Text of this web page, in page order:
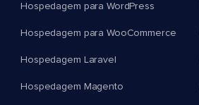
Hospedagem para WordPress
Hospedagem para WooCommerce
Hospedagem Laravel
Hospedagem Magento